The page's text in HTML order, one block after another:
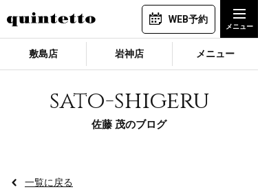
WEB予約
敷島店 岩神店 メニュー
sato-shigeru
佐藤 茂のブログ
一覧に戻る